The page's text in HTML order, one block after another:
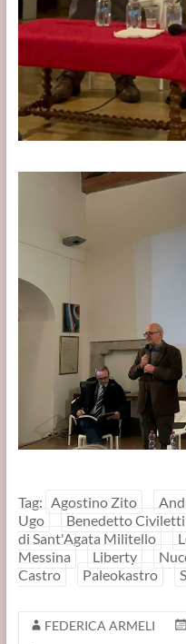
Tag: Agostino Zito
Ugo
Benedetto Civiletti
di Sant'Agata Militello
Messina
Liberty
Castro
Paleokastro
FEDERICA ARMELI